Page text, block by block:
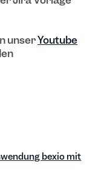
unserYoutube
bexio mit